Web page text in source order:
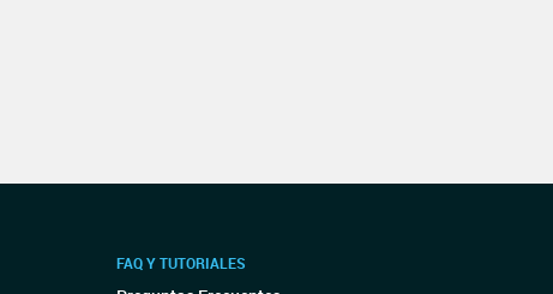
FAQ Y TUTORIALES